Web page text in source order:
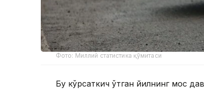
Фото: Миллий статистика қўмитаси
Бу кўрсаткич ўтган йилнинг мос